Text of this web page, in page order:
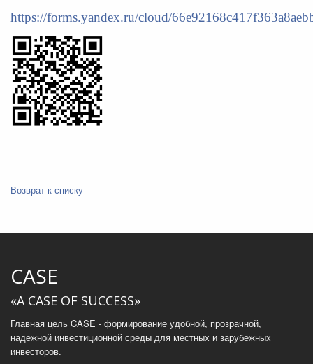
https://forms.yandex.ru/cloud/
Возврат к списку
CASE
«A CASE OF SUCCESS»
Главная цель CASE - формирование удобной, прозрачной,
надежной инвестиционной среды для местных и зарубежных
инвесторов.